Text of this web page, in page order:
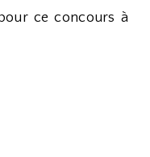
ce concours à